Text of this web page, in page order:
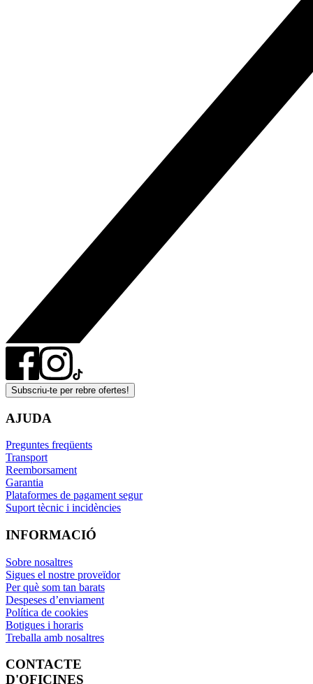
Subscriu-te per rebre ofertes!
AJUDA
Preguntes freqüents
Transport
Reemborsament
Garantia
Plataformes de pagament segur
Suport tècnic i incidències
INFORMACIÓ
Sobre nosaltres
Sigues el nostre proveïdor
Per què som tan barats
Despeses d’enviament
Política de cookies
Botigues i horaris
Treballa amb nosaltres
CONTACTE
D'OFICINES